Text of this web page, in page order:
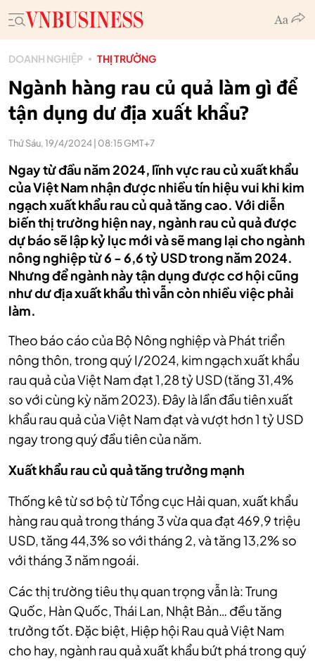
DOANH NGHIỆP THỊ TRƯỜNG
Ngành hàng rau củ quả làm gì để
tận dụng dư địa xuất khẩu?
Thứ Sáu, 19/4/2024 | 08:15 GMT+7
Ngay từ đầu năm 2024, lĩnh vực rau củ xuất khẩu
của Việt Nam nhận được nhiều tín hiệu vui khi kim
ngạch xuất khẩu rau củ quả tăng cao. Với diễn
biến thị trường hiện nay, ngành rau củ quả được
dự báo sẽ lập kỷ lục mới và sẽ mang lại cho ngành
nông nghiệp từ 6 - 6,6 tỷ USD trong năm 2024.
Nhưng để ngành này tận dụng được cơ hội cũng
như dư địa xuất khẩu thì vẫn còn nhiều việc phải
làm.
Theo báo cáo của Bộ Nông nghiệp và Phát triển
nông thôn, trong quý I/2024, kim ngạch xuất khẩu
rau quả của Việt Nam đạt 1,28 tỷ USD (tăng 31,4%
so với cùng kỳ năm 2023). Đây là lần đầu tiên xuất
khẩu rau quả của Việt Nam đạt và vượt hơn 1 tỷ USD
ngay trong quý đầu tiên của năm.
Xuất khẩu rau củ quả tăng trưởng mạnh
Thống kê từ sơ bộ từ Tổng cục Hải quan, xuất khẩu
hàng rau quả trong tháng 3 vừa qua đạt 469,9 triệu
USD, tăng 44,3% so với tháng 2, và tăng 13,2% so
với tháng 3 năm ngoái.
Các thị trường tiêu thụ quan trọng vẫn là: Trung
Quốc, Hàn Quốc, Thái Lan, Nhật Bản… đều tăng
trưởng tốt. Đặc biệt, Hiệp hội Rau quả Việt Nam
cho hay, ngành rau quả xuất khẩu bứt phá trong quý